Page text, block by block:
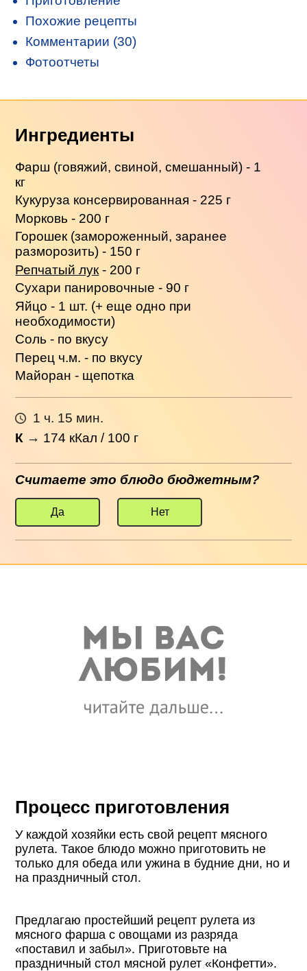
Похожие рецепты
Комментарии (30)
Фотоотчеты
Ингредиенты
Фарш (говяжий, свиной, смешанный) - 1
кг
Кукуруза консервированная - 225 г
Морковь - 200 г
Горошек (замороженный, заранее
разморозить) - 150 г
Репчатый лук - 200 г
Сухари панировочные - 90 г
Яйцо - 1 шт. (+ еще одно при
необходимости)
Соль - по вкусу
Перец ч.м. - по вкусу
Майоран - щепотка
1 ч. 15 мин.
К → 174 кКал / 100 г
Считаете это блюдо бюджетным?
Да Нет
Процесс приготовления
У каждой хозяйки есть свой рецепт мясного
рулета. Такое блюдо можно приготовить не
только для обеда или ужина в будние дни, но и
на праздничный стол.
Предлагаю простейший рецепт рулета из
мясного фарша с овощами из разряда
«поставил и забыл». Приготовьте на
праздничный стол мясной рулет «Конфетти».